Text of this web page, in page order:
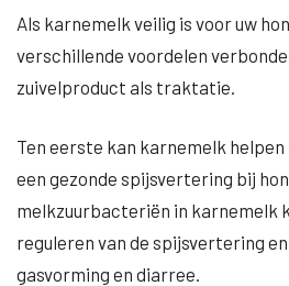
Als karnemelk veilig is voor uw
verschillende voordelen
zuivelproduct als traktatie.
Ten eerste kan karnemelk
een gezonde spijsvertering bij
melkzuurbacteriën in karnemelk
reguleren van de spijsvertering
gasvorming en diarree.